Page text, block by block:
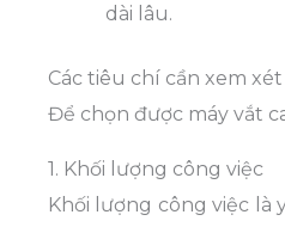
dài lâu.
Các tiêu chí cần xem
Để chọn được máy vắt
1. Khối lượng công việc
Khối lượng công việc là